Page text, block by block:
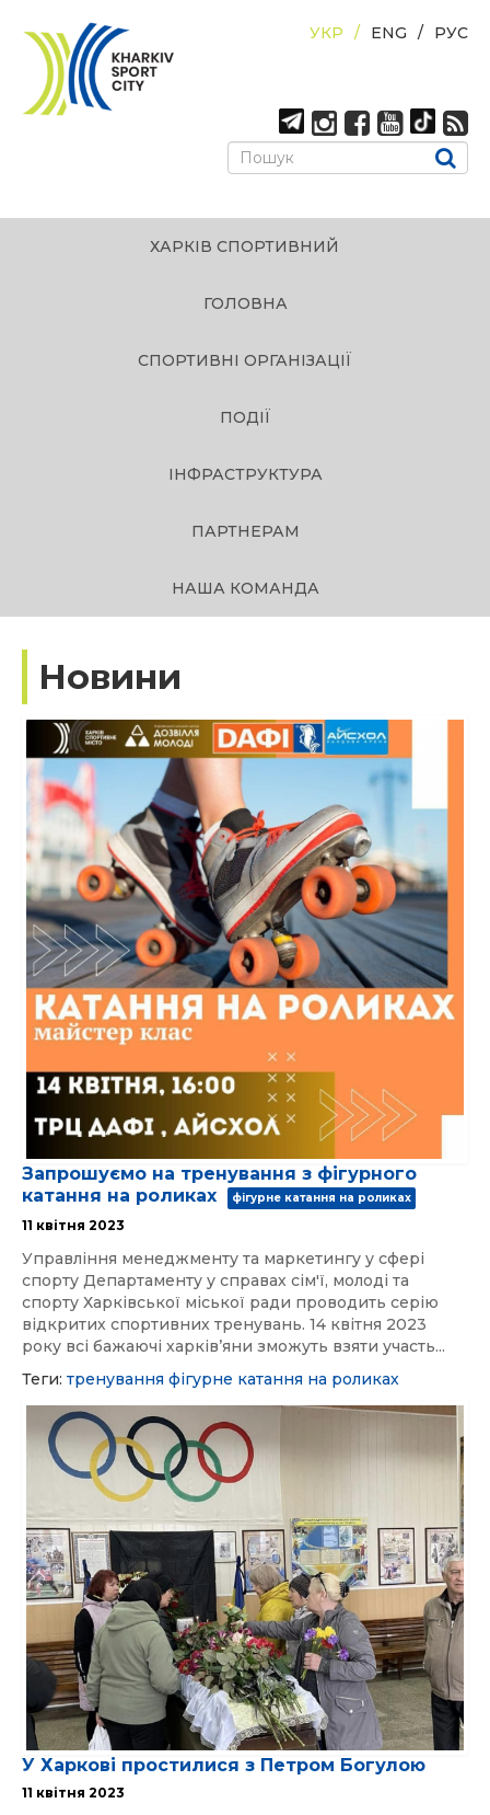
РУС
ENG
УКР
ХАРКІВ СПОРТИВНИЙ
ГОЛОВНА
СПОРТИВНІ ОРГАНІЗАЦІЇ
ПОДІЇ
ІНФРАСТРУКТУРА
ПАРТНЕРАМ
НАША КОМАНДА
Новини
Запрошуємо на тренування з фігурного
катання на роликах
фігурне катання на роликах
11 квітня 2023
Управління менеджменту та маркетингу у сфері
спорту Департаменту у справах сім'ї, молоді та
спорту Харківської міської ради проводить серію
відкритих спортивних тренувань. 14 квітня 2023
року всі бажаючі харків’яни зможуть взяти участь...
Теги: тренування фігурне катання на роликах
У Харкові простилися з Петром Богулою
11 квітня 2023